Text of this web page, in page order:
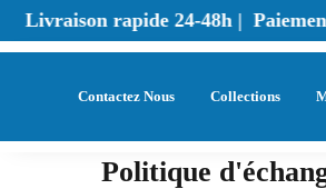
Livraison rapide 24-48h |
Collections
Contactez Nous
Politique